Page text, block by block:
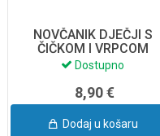
NOVČANIK DJEČJI S
ČIČKOM I VRPCOM
PLAYWORLD 9-57426
Dostupno
8,90 €
Dodaj u košaru